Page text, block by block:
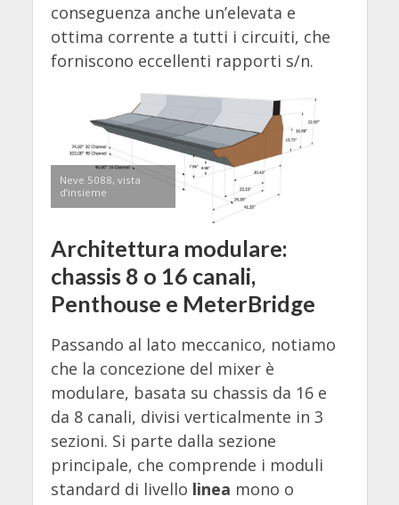
conseguenza anche un’elevata e
ottima corrente a tutti i circuiti, che
forniscono eccellenti rapporti s/n.
Neve 5088, vista
d’insieme
Architettura modulare:
chassis 8 o 16 canali,
Penthouse e MeterBridge
Passando al lato meccanico, notiamo
che la concezione del mixer è
modulare, basata su chassis da 16 e
da 8 canali, divisi verticalmente in 3
sezioni. Si parte dalla sezione
principale, che comprende i moduli
standard di livello linea mono o